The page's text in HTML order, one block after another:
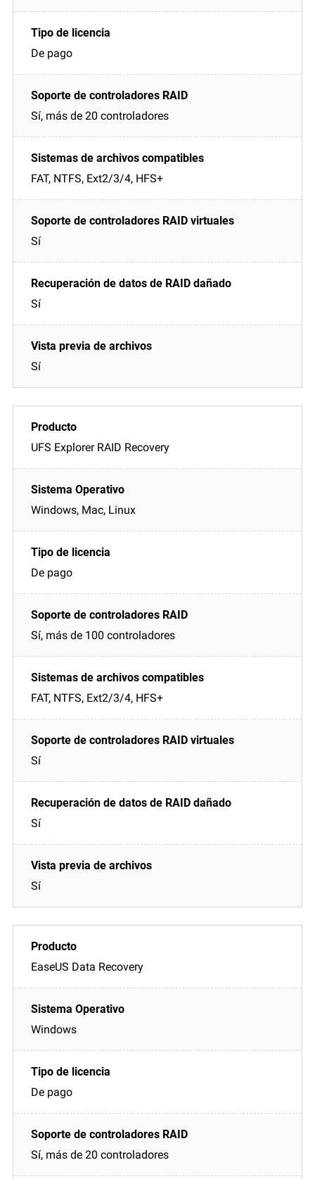
De pago
Sí, más de 20 controladores
FAT, NTFS, Ext2/3/4, HFS+
Sí
Sí
Sí
UFS Explorer RAID Recovery
Windows, Mac, Linux
De pago
Sí, más de 100 controladores
FAT, NTFS, Ext2/3/4, HFS+
Sí
Sí
Sí
EaseUS Data Recovery
Windows
De pago
Sí, más de 20 controladores